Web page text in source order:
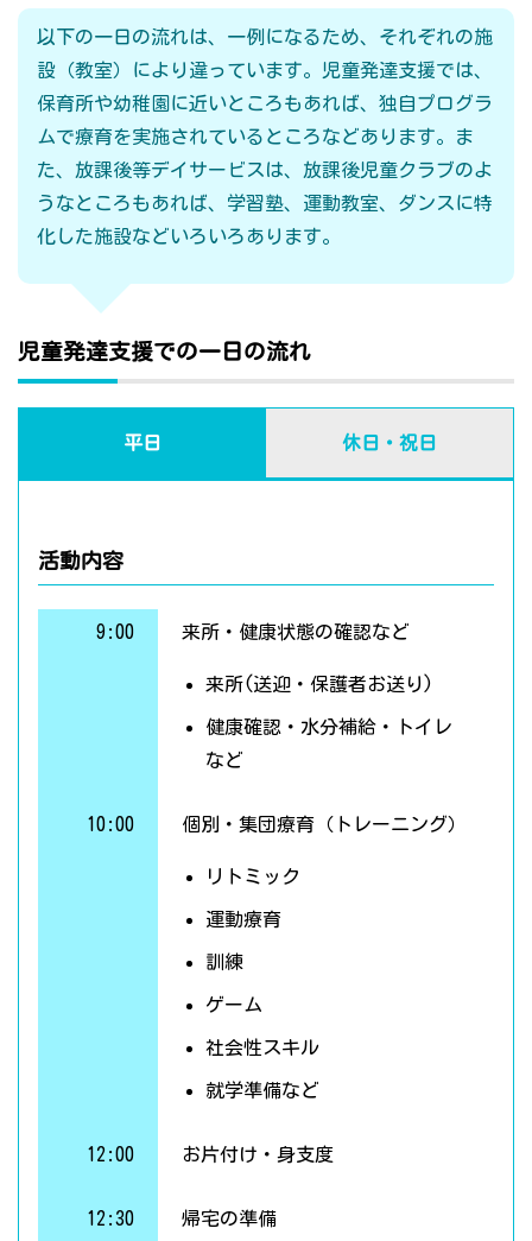
以下の一日の流れは、一例になるため、それぞれの施
設（教室）により違っています。児童発達支援では、
保育所や幼稚園に近いところもあれば、独自プログラ
ムで療育を実施されているところなどあります。ま
た、放課後等デイサービスは、放課後児童クラブのよ
うなところもあれば、学習塾、運動教室、ダンスに特
化した施設などいろいろあります。
児童発達支援での一日の流れ
平日 休日・祝日
活動内容
9:00 来所・健康状態の確認など
来所(送迎・保護者お送り)
健康確認・水分補給・トイレ
など
10:00 個別・集団療育（トレーニング）
リトミック
運動療育
訓練
ゲーム
社会性スキル
就学準備など
12:00 お片付け・身支度
12:30 帰宅の準備